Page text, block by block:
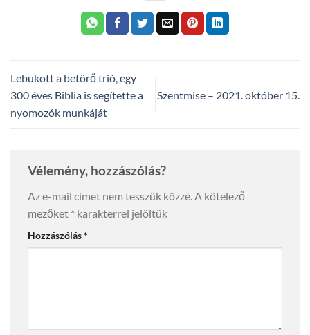
Lebukott a betörő trió, egy
300 éves Biblia is segítette a
nyomozók munkáját
Szentmise – 2021. október 15.
Vélemény, hozzászólás?
Az e-mail címet nem tesszük közzé.A kötelező
mezőket * karakterrel jelöltük
Hozzászólás*